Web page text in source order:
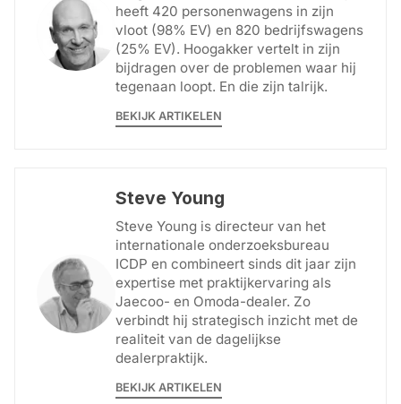
heeft 420 personenwagens in zijn
vloot (98% EV) en 820 bedrijfswagens
(25% EV). Hoogakker vertelt in zijn
bijdragen over de problemen waar hij
tegenaan loopt. En die zijn talrijk.
BEKIJK ARTIKELEN
Steve Young
Steve Young is directeur van het
internationale onderzoeksbureau
ICDP en combineert sinds dit jaar zijn
expertise met praktijkervaring als
Jaecoo- en Omoda-dealer. Zo
verbindt hij strategisch inzicht met de
realiteit van de dagelijkse
dealerpraktijk.
BEKIJK ARTIKELEN